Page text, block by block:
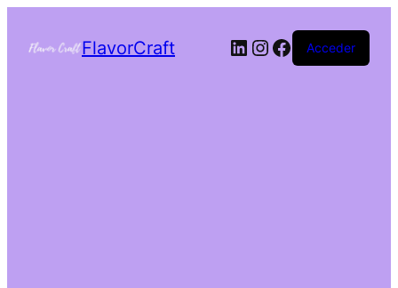
FlavorCraft Acceder